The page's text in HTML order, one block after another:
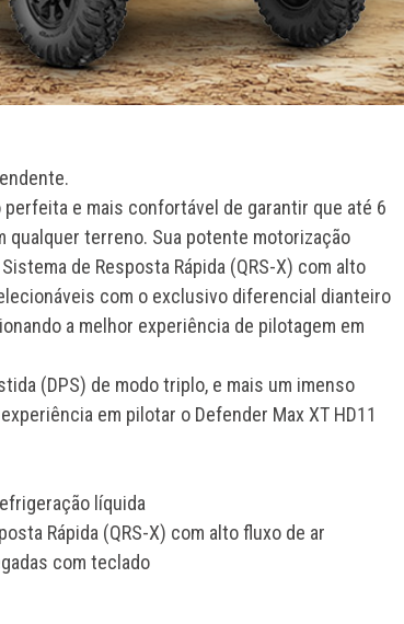
perfeita e mais confortável de garantir que até 6
qualquer terreno. Sua potente motorização
de Resposta Rápida (QRS-X) com alto
com o exclusivo diferencial dianteiro
a melhor experiência de pilotagem em
(DPS) de modo triplo, e mais um imenso
em pilotar o Defender Max XT HD11
líquida
Rápida (QRS-X) com alto fluxo de ar
com teclado